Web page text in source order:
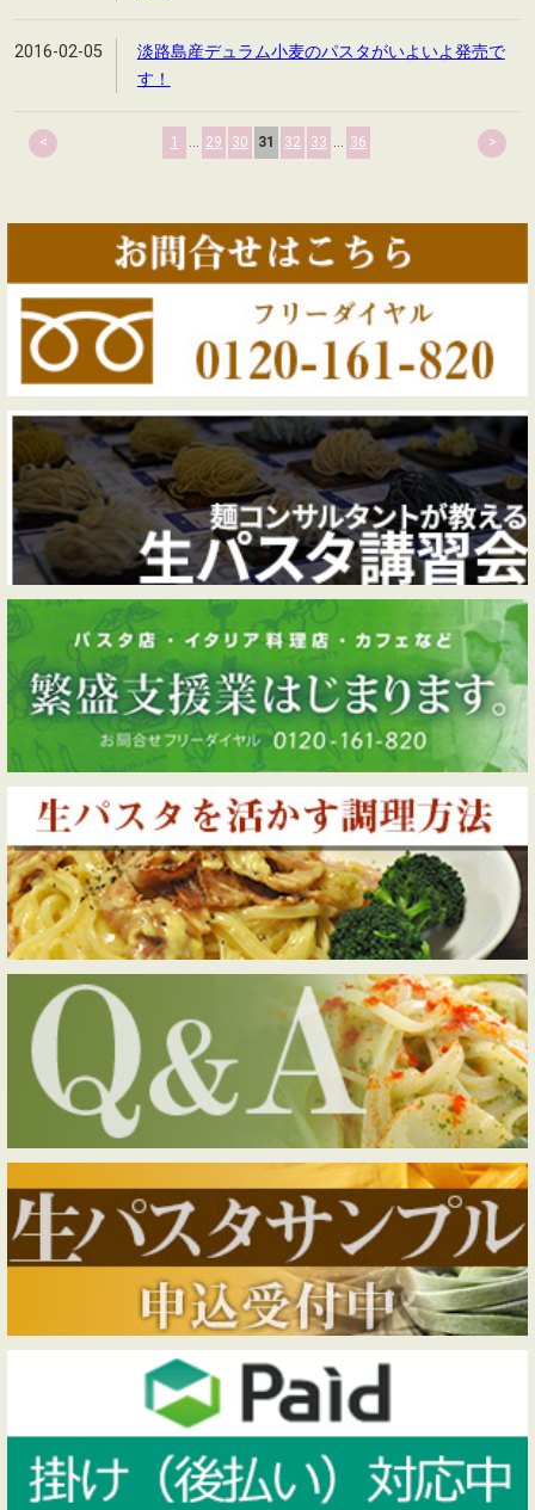
2016-02-05
淡路島産デュラム小麦のパスタがいよいよ発売で
す！
< 1 ... 29 30 31 32 33 ... 36 >